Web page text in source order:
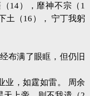
14），靡神不宗（1
土（16）， 宁丁我躬
布满了眼眶，但仍旧
业，如霆如雷。 周余